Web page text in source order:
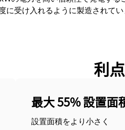
に受け入れるように製造されて
利点
最大 55% 設置面
設置面積をより小さく